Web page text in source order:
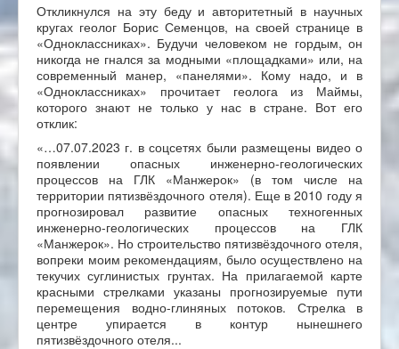
Откликнулся на эту беду и авторитетный в научных
кругах геолог Борис Семенцов, на своей странице в
«Одноклассниках». Будучи человеком не гордым, он
никогда не гнался за модными «площадками» или, на
современный манер, «панелями». Кому надо, и в
«Одноклассниках» прочитает геолога из Маймы,
которого знают не только у нас в стране. Вот его
отклик:
«…07.07.2023 г. в соцсетях были размещены видео о
появлении опасных инженерно-геологических
процессов на ГЛК «Манжерок» (в том числе на
территории пятизвёздочного отеля). Еще в 2010 году я
прогнозировал развитие опасных техногенных
инженерно-геологических процессов на ГЛК
«Манжерок». Но строительство пятизвёздочного отеля,
вопреки моим рекомендациям, было осуществлено на
текучих суглинистых грунтах. На прилагаемой карте
красными стрелками указаны прогнозируемые пути
перемещения водно-глиняных потоков. Стрелка в
центре упирается в контур нынешнего
пятизвёздочного отеля...